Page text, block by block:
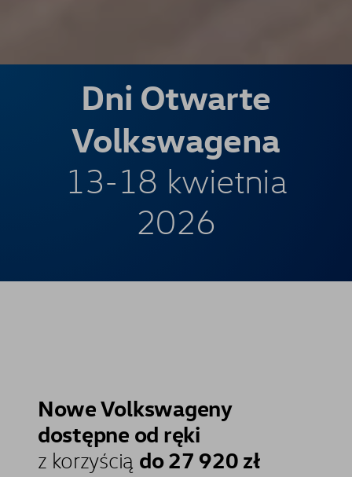
Dni Otwarte
Volkswagena
13-18 kwietnia
2026
Nowe Volkswageny
dostępne od ręki
z korzyścią do 27 920 zł